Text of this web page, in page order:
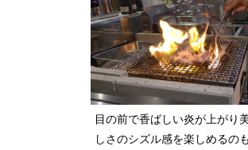
目の前で香ばしい炎が上がり
しさのシズル感を楽しめるの